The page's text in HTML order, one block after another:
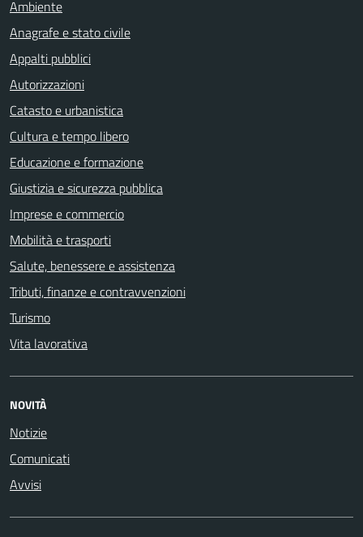
Ambiente
Anagrafe e stato civile
Appalti pubblici
Autorizzazioni
Catasto e urbanistica
Cultura e tempo libero
Educazione e formazione
Giustizia e sicurezza pubblica
Imprese e commercio
Mobilità e trasporti
Salute, benessere e assistenza
Tributi, finanze e contravvenzioni
Turismo
Vita lavorativa
NOVITÀ
Notizie
Comunicati
Avvisi